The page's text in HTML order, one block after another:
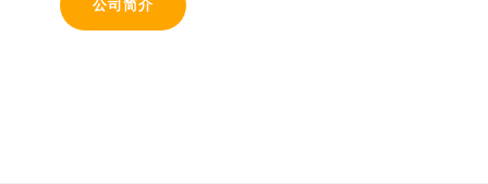
公司简介